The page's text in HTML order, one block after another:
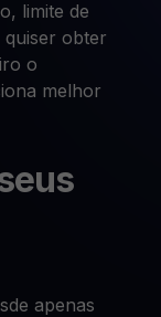
limite de
obter
o
melhor
apenas